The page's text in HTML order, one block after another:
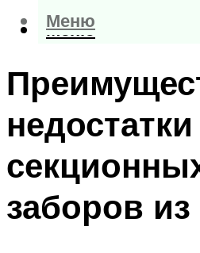
Меню
Меню
недостатки
заборов